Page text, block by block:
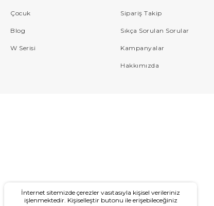
Çocuk
Blog
W Serisi
Sipariş Takip
Sıkça Sorulan Sorular
Kampanyalar
Hakkımızda
İnternet sitemizde çerezler vasıtasıyla kişisel verileriniz
işlenmektedir. Kişiselleştir butonu ile erişebileceğiniz